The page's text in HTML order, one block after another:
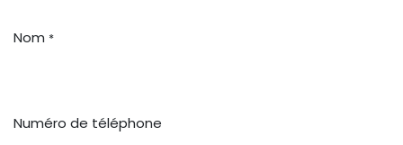
Nom *
Numéro de téléphone